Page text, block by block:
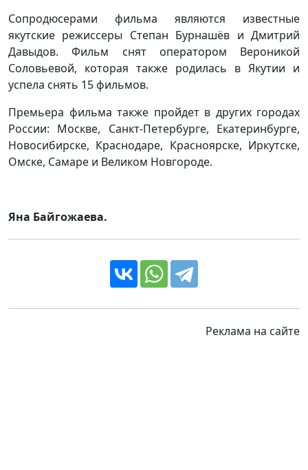
Сопродюсерами фильма являются известные
якутские режиссеры Степан Бурнашёв и Дмитрий
Давыдов. Фильм снят оператором Вероникой
Соловьевой, которая также родилась в Якутии и
успела снять 15 фильмов.
Премьера фильма также пройдет в других городах
России: Москве, Санкт-Петербурге, Екатеринбурге,
Новосибирске, Краснодаре, Красноярске, Иркутске,
Омске, Самаре и Великом Новгороде.
Яна Байгожаева.
Реклама на сайте